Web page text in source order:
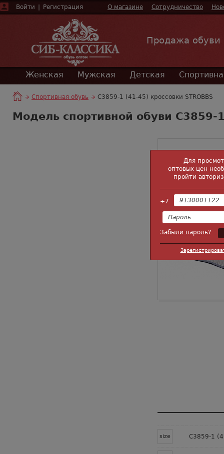
Войти Регистрация О магазине Сотрудничество
Продажа
Женская Мужская Детская
Спортивная обувь C3859-1 (41-45) кроссовки STROBBS
Модель спортивной обуви C3859-
size C3859-1
Для
оптовых цен
пройти
+7
Забыли пароль?